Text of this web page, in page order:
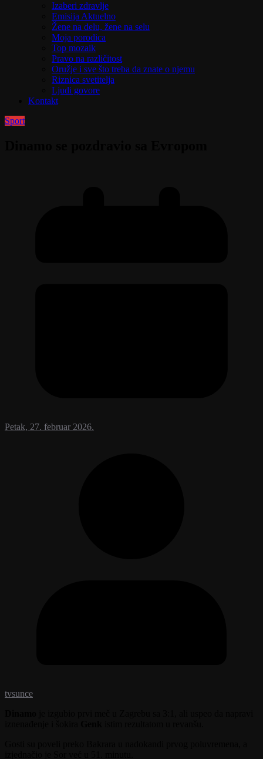
Izaberi zdravlje
Emisija Aktuelno
Žene na delu, žene na selu
Moja porodica
Top mozaik
Pravo na različitost
Oružje i sve što treba da znate o njemu
Riznica svetitelja
Ljudi govore
Kontakt
Sport
Petak, 27. februar 2026.
tvsunce